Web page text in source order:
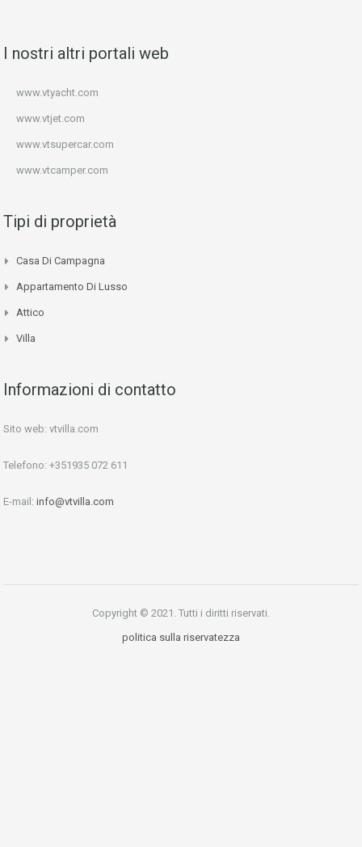
I nostri altri portali web
www.vtyacht.com
www.vtjet.com
www.vtsupercar.com
www.vtcamper.com
Tipi di proprietà
Casa Di Campagna
Appartamento Di Lusso
Attico
Villa
Informazioni di contatto
Sito web: vtvilla.com
Telefono: +351935 072 611
E-mail: info@vtvilla.com
Copyright © 2021. Tutti i diritti riservati.
politica sulla riservatezza